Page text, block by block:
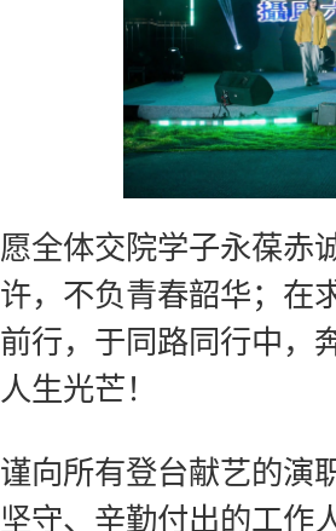
愿全体交院学子永葆赤
许，不负青春韶华；在
前行，于同路同行中，
人生光芒！
谨向所有登台献艺的演
坚守、辛勤付出的工作